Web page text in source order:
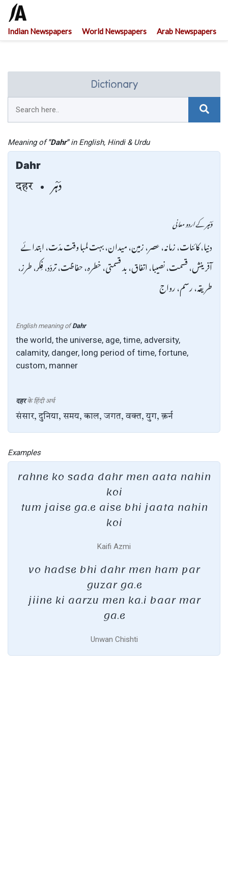
Indian Newspapers World Newspapers Arab Newspapers
Dictionary
Meaning of"Dahr"in English, Hindi & Urdu
Dahr
दहर دَہْر
دَہْرکے اردو معانی
دنیا، کائنات، زمانہ، عصر، زمین، میدان، بہت لمبا وقت مدّت، ابتدائے
آفرینش، قسمت، نصیبا‏، اتفاق‏، بد قسمتی‏، خطرہ‏، حفاظت‏، تردّد، فِکر، طرز‏،
طریقہ‏، رسم، رواج‏
English meaning ofDahr
the world, the universe, age, time, adversity,
calamity, danger, long period of time, fortune,
custom, manner
दहरके हिंदी अर्थ
संसार, दुनिया, समय, काल, जगत, वक्त, युग, क़र्न
Examples
rahne ko sada dahr men aata nahin
koi
tum jaise ga.e aise bhi jaata nahin
koi
Kaifi Azmi
vo hadse bhi dahr men ham par
guzar ga.e
jiine ki aarzu men ka.i baar mar
ga.e
Unwan Chishti